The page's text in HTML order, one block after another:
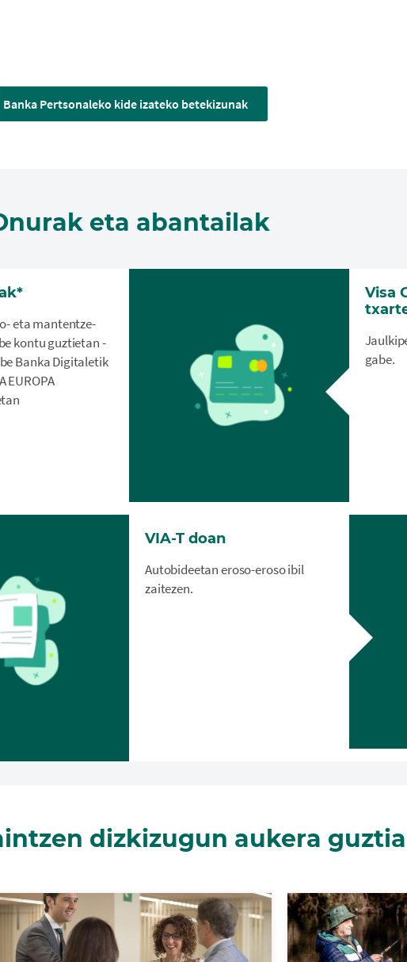
Banka Pertsonaleko kide izateko betekizunak
eta abantailak
eta mantentze-
kontu guztietan -
Banka Digitaletik
EUROPA
Visa
gabe.
VIA-T doan
Autobideetan eroso-eroso ibil
zaitezen.
dizkizugun aukera